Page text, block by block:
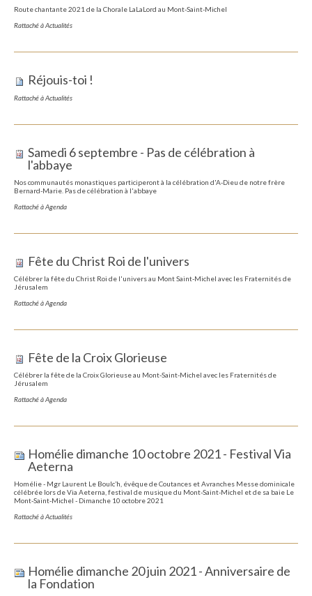
Route chantante 2021 de la Chorale LaLaLord au Mont-Saint-Michel
Rattaché àActualités
Réjouis-toi !
Rattaché àActualités
Samedi 6 septembre - Pas de célébration à
l'abbaye
Nos communautés monastiques participeront à la célébration d'A-Dieu de notre frère
Bernard-Marie. Pas de célébration à l'abbaye
Rattaché àAgenda
Fête du Christ Roi de l'univers
Célébrer la fête du Christ Roi de l'univers au Mont Saint-Michel avec les Fraternités de
Jérusalem
Rattaché àAgenda
Fête de la Croix Glorieuse
Célébrer la fête de la Croix Glorieuse au Mont-Saint-Michel avec les Fraternités de
Jérusalem
Rattaché àAgenda
Homélie dimanche 10 octobre 2021 - Festival Via
Aeterna
Homélie - Mgr Laurent Le Boulc’h, évêque de Coutances et Avranches Messe dominicale
célébrée lors de Via Aeterna, festival de musique du Mont-Saint-Michel et de sa baie Le
Mont-Saint-Michel - Dimanche 10 octobre 2021
Rattaché àActualités
Homélie dimanche 20 juin 2021 - Anniversaire de
la Fondation